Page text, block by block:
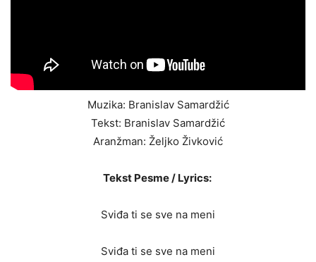
Muzika: Branislav Samardžić
Tekst: Branislav Samardžić
Aranžman: Željko Živković
Tekst Pesme / Lyrics:
Sviđa ti se sve na meni
Sviđa ti se sve na meni